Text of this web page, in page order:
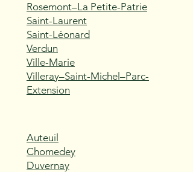
Rosemont–La Petite-Patrie
Saint-Laurent
Saint-Léonard
Verdun
Ville-Marie
Villeray–Saint-Michel–Parc-
Extension
Auteuil
Chomedey
Duvernay